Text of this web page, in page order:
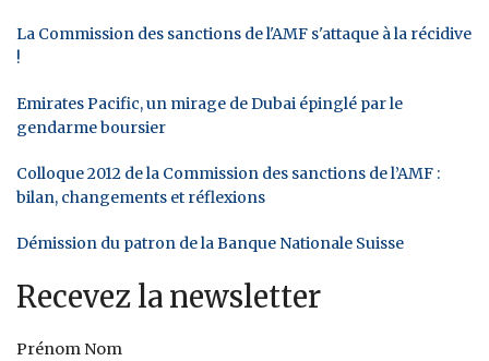
La Commission des sanctions de l'AMF s'attaque à la récidive
!
Emirates Pacific, un mirage de Dubai épinglé par le
gendarme boursier
Colloque 2012 de la Commission des sanctions de l’AMF :
bilan, changements et réflexions
Démission du patron de la Banque Nationale Suisse
Recevez la newsletter
Prénom Nom